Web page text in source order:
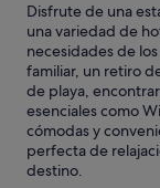
Disfrute de una
una variedad de
necesidades de
familiar, un retiro
de playa,
esenciales como
cómodas y
perfecta de
destino.